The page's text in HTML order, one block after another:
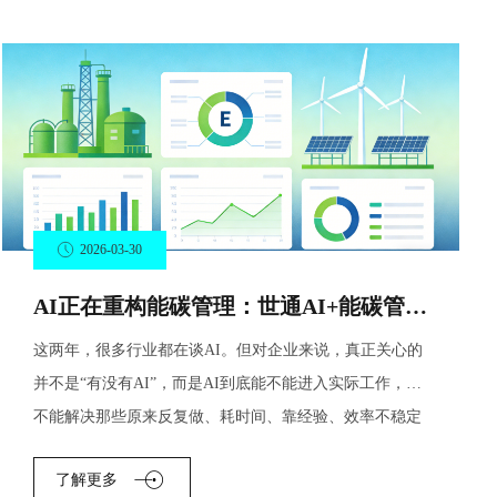
2026-03-30
AI正在重构能碳管理：世通AI+能碳管理平台如何提升分析、问答与报告生成效率？
这两年，很多行业都在谈AI。但对企业来说，真正关心的
并不是“有没有AI”，而是AI到底能不能进入实际工作，能
不能解决那些原来反复做、耗时间、靠经验、效率不稳定
了解更多